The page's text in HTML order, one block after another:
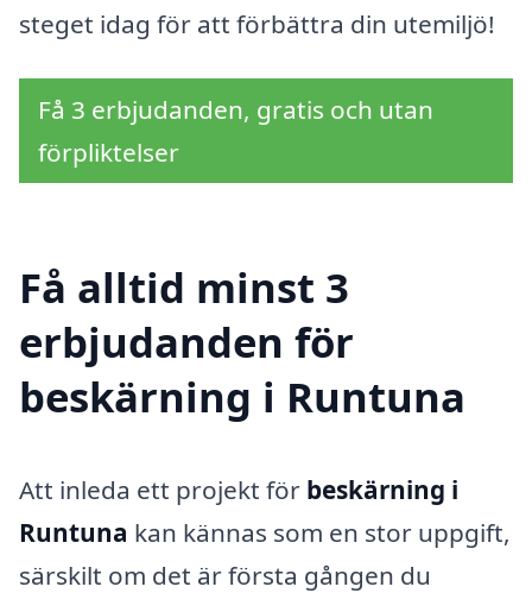
steget idag för att förbättra din utemiljö!
Få 3 erbjudanden, gratis och utan
förpliktelser
Få alltid minst 3
erbjudanden för
beskärning i Runtuna
Att inleda ett projekt för beskärning i
Runtuna kan kännas som en stor uppgift,
särskilt om det är första gången du